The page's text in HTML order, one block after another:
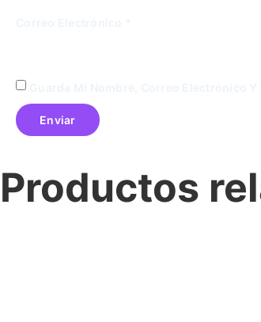
Productos